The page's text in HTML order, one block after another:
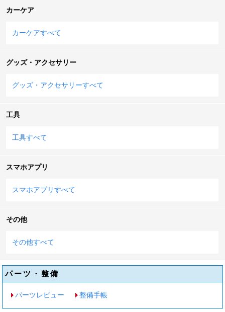
カーケア
カーケアすべて
グッズ・アクセサリー
グッズ・アクセサリーすべて
工具
工具すべて
スマホアプリ
スマホアプリすべて
その他
その他すべて
パーツ・整備
パーツレビュー 整備手帳